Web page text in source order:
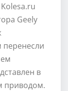
Geely
перенесли
в
приводом.